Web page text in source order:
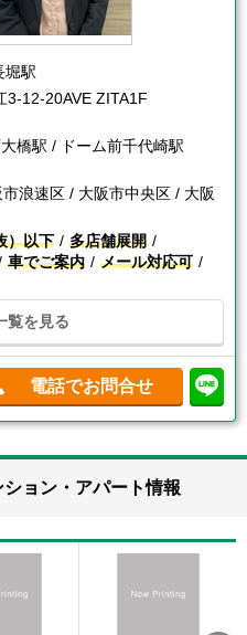
堀駅
3-12-20AVE ZITA1F
橋駅 / ドーム前千代崎駅
浪速区 / 大阪市中央区 / 大阪
）以下
多店舗展開
車でご案内
メール対応可
覧を見る
電話でお問合せ
ョン・アパート情報